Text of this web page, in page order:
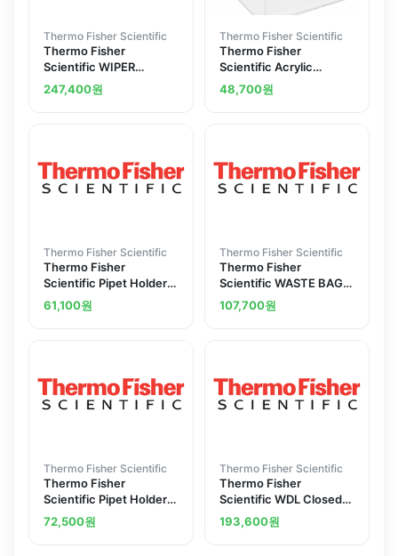
Thermo Fisher Scientific
Thermo Fisher
Scientific WIPER
9.1X16.8IN 400CS
191302379
247,400원
Thermo Fisher Scientific
Thermo Fisher
Scientific Acrylic
Dispenser for Wipes
48,700원
Thermo Fisher Scientific
Thermo Fisher
Scientific Pipet Holder
1381451
61,100원
Thermo Fisher Scientific
Thermo Fisher
Scientific WASTE BAG
HOLDER 1025
107,700원
Thermo Fisher Scientific
Thermo Fisher
Scientific Pipet Holder
convenient sizes
1381452
72,500원
Thermo Fisher Scientific
Thermo Fisher
Scientific WDL Closed
Front Wiper Dispens
19170634
193,600원